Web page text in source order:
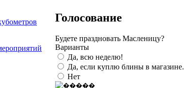
Голосование
Будете праздновать Масленицу?
Варианты
Да, всю неделю!
Да, если куплю блины в магазине.
Нет